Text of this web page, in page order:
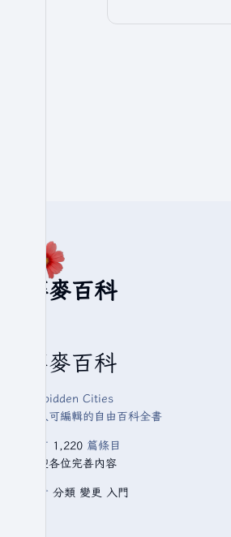
華麥百科
華麥百科
Forbidden Cities
人人可編輯的自由百科全書
已有 1,220 篇條目
歡迎各位完善內容
查看 分類 變更 入門